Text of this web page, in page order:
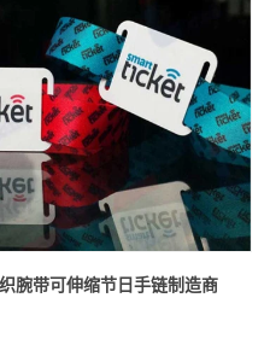
腕带可伸缩节日手链制造商